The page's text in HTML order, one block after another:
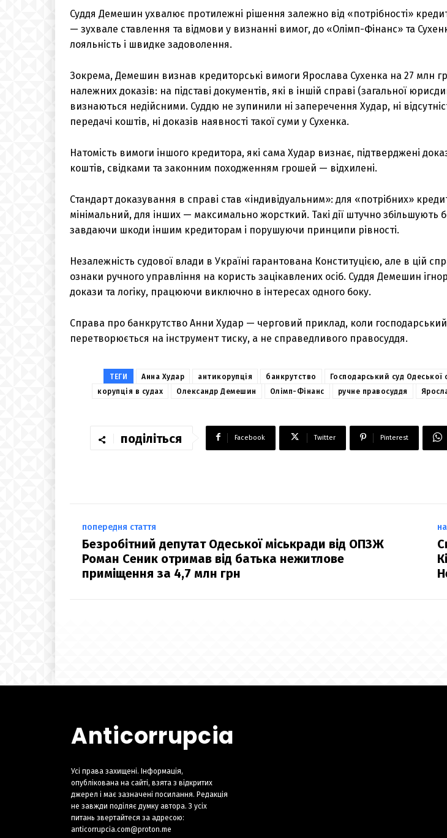
Суддя Демешин ухвалює протилежні рішення залежно від «потрібності»
— зухвале ставлення та відмови у визнанні вимог, до «Олімп-Фінанс» та
лояльність і швидке задоволення.
Зокрема, Демешин визнав кредиторські вимоги Ярослава Сухенка на 27 млн
належних доказів: на підставі документів, які в іншій справі (загальної
визнаються недійсними. Суддю не зупинили ні заперечення Худар, ні
передачі коштів, ні доказів наявності такої суми у Сухенка.
Натомість вимоги іншого кредитора, які сама Худар визнає, підтверджені
коштів, свідками та законним походженням грошей — відхилені.
Стандарт доказування в справі став «індивідуальним»: для «потрібних»
мінімальний, для інших — максимально жорсткий. Такі дії штучно збільшують
завдаючи шкоди іншим кредиторам і порушуючи принципи рівності.
Незалежність судової влади в Україні гарантована Конституцією, але в цій
ознаки ручного управління на користь зацікавлених осіб. Суддя Демешин
докази та логіку, працюючи виключно в інтересах одного боку.
Справа про банкрутство Анни Худар — черговий приклад, коли господарський
перетворюється на інструмент тиску, а не справедливого правосуддя.
ТЕГИ Анна Худар антикорупція банкрутство
Господарський суд Одеської
корупція в судах
Олександр Демешин Олімп-Фінанс ручне правосуддя
поділіться Facebook Twitter Pinterest
попередня стаття
Безробітний депутат Одеської міськради від ОПЗЖ
Роман Сеник отримав від батька нежитлове
приміщення за 4,7 млн грн
Anticorrupcia
Усі права захищені. Інформація,
опублікована на сайті, взята з відкритих
джерел і має зазначені посилання. Редакція
не завжди поділяє думку автора. З усіх
питань звертайтеся за адресою:
anticorrupcia.com@proton.me